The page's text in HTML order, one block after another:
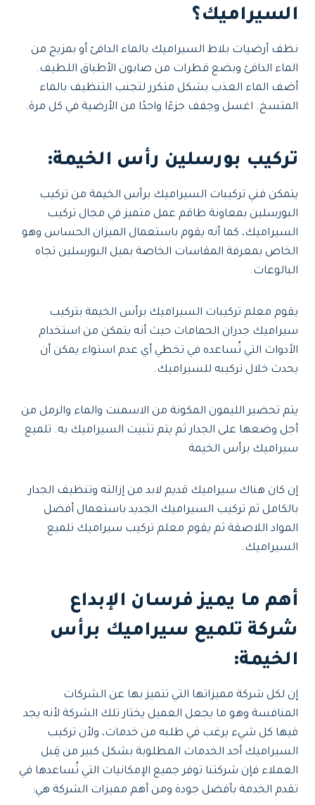
السيراميك؟
نظف أرضيات بلاط السيراميك بالماء الدافئ أو بمزيج من
الماء الدافئ وبضع قطرات من صابون الأطباق اللطيف.
أضف الماء العذب بشكل متكرر لتجنب التنظيف بالماء
المتسخ. اغسل وجفف جزءًا واحدًا من الأرضية في كل مرة.
تركيب بورسلين رأس الخيمة:
يتمكن فني تركيبات السيراميك برأس الخيمة من تركيب
البورسلين بمعاونة طاقم عمل متميز في مجال تركيب
السيراميك، كما أنه يقوم باستعمال الميزان الحساس وهو
الخاص بمعرفة المقاسات الخاصة بميل البورسلين تجاه
البالوعات.
يقوم معلم تركيبات السيراميك برأس الخيمة بتركيب
سيراميك جدران الحمامات حيث أنه يتمكن من استخدام
الأدوات التي تُساعده في تخطي أي عدم استواء يمكن أن
يحدث خلال تركيبه للسيراميك.
يتم تحضير الليمون المكونة من الاسمنت والماء والرمل من
أجل وضعها على الجدار ثم يتم تثبيت السيراميك به. تلميع
سيراميك برأس الخيمة
إن كان هناك سيراميك قديم لابد من إزالته وتنظيف الجدار
بالكامل ثم تركيب السيراميك الجديد باستعمال أفضل
المواد اللاصقة ثم يقوم معلم تركيب سيراميك تلميع
السيراميك.
أهم ما يميز فرسان الإبداع
شركة تلميع سيراميك برأس
الخيمة:
إن لكل شركة مميزاتها التي تتميز بها عن الشركات
المنافسة وهو ما يجعل العميل يختار تلك الشركة لأنه يجد
فيها كل شيء يرغب في طلبه من خدمات، ولأن تركيب
السيراميك أحد الخدمات المطلوبة بشكل كبير من قِبل
العملاء فإن شركتنا توفر جميع الإمكانيات التي تُساعدها في
تقدم الخدمة بأفضل جودة ومن أهم مميزات الشركة هي: